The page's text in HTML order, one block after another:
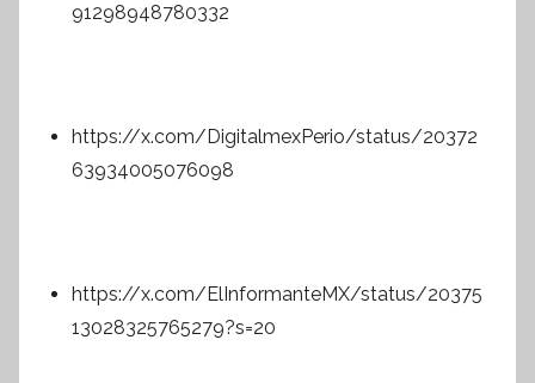
91298948780332
https://x.com/DigitalmexPerio/status/20372
63934005076098
https://x.com/ElInformanteMX/status/20375
13028325765279?s=20